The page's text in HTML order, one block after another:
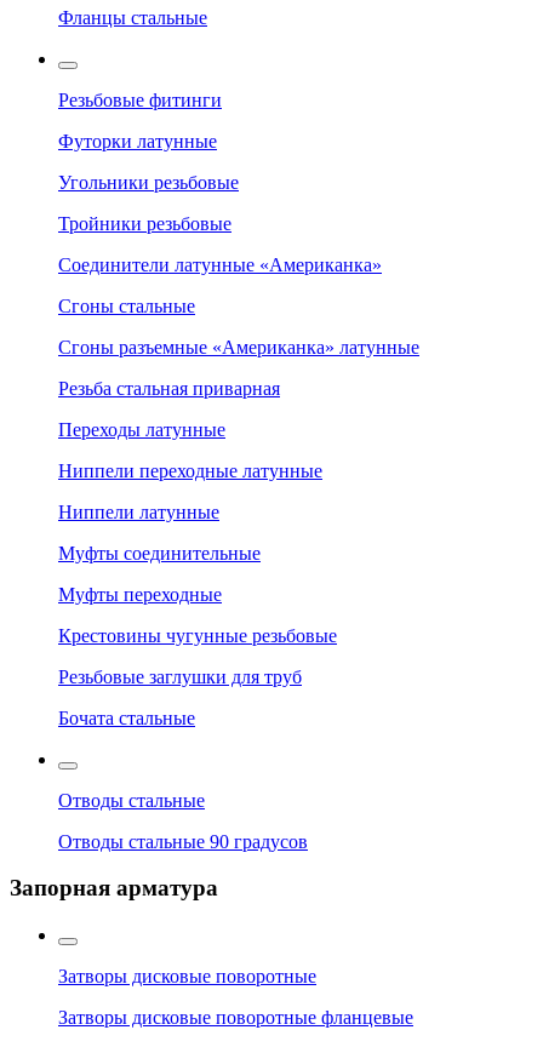
Фланцы стальные
Резьбовые фитинги
Футорки латунные
Угольники резьбовые
Тройники резьбовые
Соединители латунные «Американка»
Сгоны стальные
Сгоны разъемные «Американка» латунные
Резьба стальная приварная
Переходы латунные
Ниппели переходные латунные
Ниппели латунные
Муфты соединительные
Муфты переходные
Крестовины чугунные резьбовые
Резьбовые заглушки для труб
Бочата стальные
Отводы стальные
Отводы стальные 90 градусов
Запорная арматура
Затворы дисковые поворотные
Затворы дисковые поворотные фланцевые